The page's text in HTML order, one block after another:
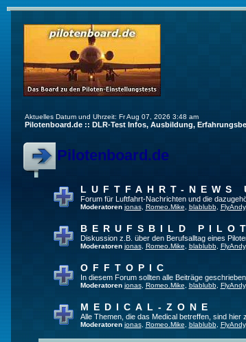
Aktuelles Datum und Uhrzeit: Fr Aug 07, 2026 3:48 am
Pilotenboard.de :: DLR-Test Infos, Ausbildung,
Pilotenboard.de
LUFTFAHRT-NEWS
Forum für Luftfahrt-Nachrichten und die
Moderatoren jonas, Romeo.Mike blablubb, FlyAndy,
BERUFSBILD PILOT
Diskussion z.B. über den Berufsalltag eines
Moderatoren jonas, Romeo.Mike blablubb, FlyAndy,
OFFTOPIC
In diesem Forum sollten alle Beiträge
Moderatoren jonas, Romeo.Mike blablubb, FlyAndy,
MEDICAL-ZONE
Alle Themen, die das Medical betreffen, sind hier
Moderatoren jonas, Romeo.Mike blablubb, FlyAndy,